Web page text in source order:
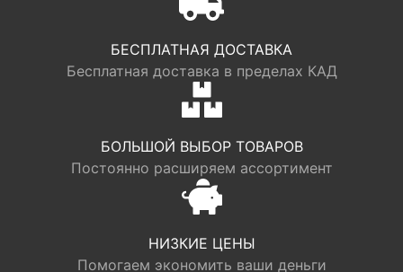
БЕСПЛАТНАЯ ДОСТАВКА
Бесплатная доставка в пределах КАД
БОЛЬШОЙ ВЫБОР ТОВАРОВ
Постоянно расширяем ассортимент
НИЗКИЕ ЦЕНЫ
Помогаем экономить ваши деньги